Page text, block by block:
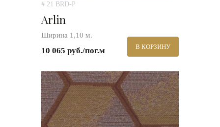
# 21 BRD-P
Arlin
Ширина 1,10 м.
10 065 руб./пог.м В КОРЗИНУ